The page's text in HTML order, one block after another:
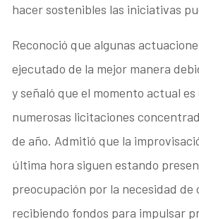
hacer sostenibles las iniciativas
Reconoció que algunas
ejecutado de la mejor manera
y señaló que el momento actual
numerosas licitaciones
de año. Admitió que la
última hora siguen estando
preocupación por la necesidad
recibiendo fondos para impulsar